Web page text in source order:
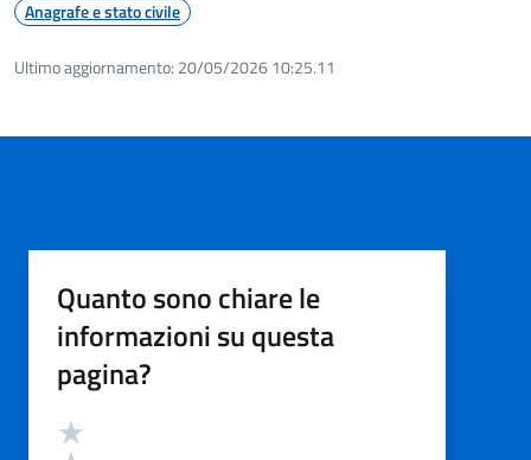
Anagrafe e stato civile
Ultimo aggiornamento: 20/05/2026 10:25.11
Quanto sono chiare le
informazioni su questa
pagina?
Valutazione